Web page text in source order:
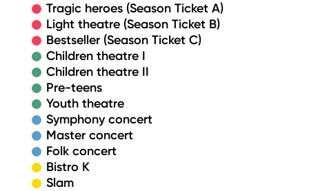
Tragic heroes (Season Ticket A)
Light theatre (Season Ticket B)
Bestseller (Season Ticket C)
Children theatre I
Children theatre II
Pre-teens
Youth theatre
Symphony concert
Master concert
Folk concert
Bistro K
Slam